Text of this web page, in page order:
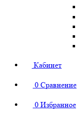
Кабинет
0 Сравнение
0 Избранное